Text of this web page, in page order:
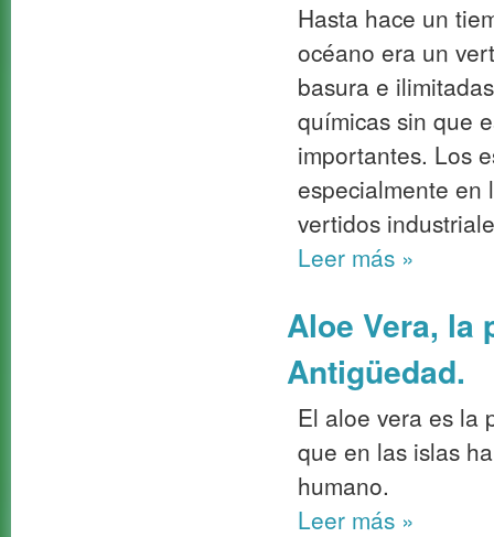
Hasta hace un
océano era un
basura e
químicas sin que
importantes. Los
especialmente en
vertidos
Leer más »
Aloe Vera, la
Antigüedad.
El aloe vera es la
que en las islas
humano.
Leer más »